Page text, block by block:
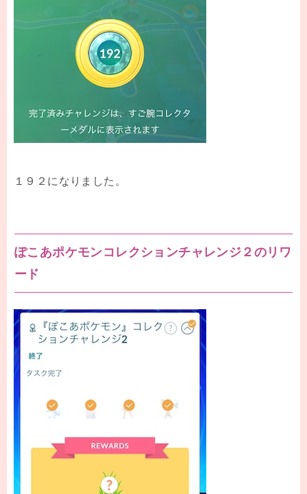
１９２になりました。
ぽこあポケモンコレクションチャレンジ２のリワ
ード